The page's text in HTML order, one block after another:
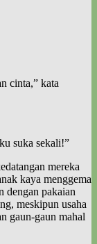
cinta,” kata
suka sekali!”
mereka
kaya menggema
dengan pakaian
meskipun usaha
gaun-gaun mahal